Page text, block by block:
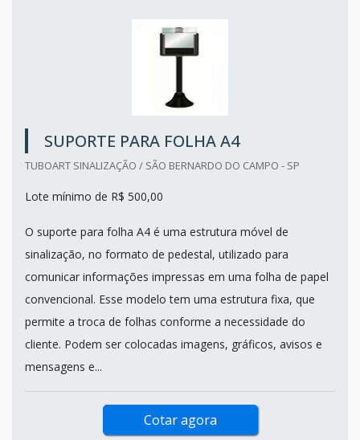
SUPORTE PARA FOLHA A4
TUBOART SINALIZAÇÃO / SÃO BERNARDO DO CAMPO - SP
Lote mínimo de R$ 500,00
O suporte para folha A4 é uma estrutura móvel de
sinalização, no formato de pedestal, utilizado para
comunicar informações impressas em uma folha de papel
convencional. Esse modelo tem uma estrutura fixa, que
permite a troca de folhas conforme a necessidade do
cliente. Podem ser colocadas imagens, gráficos, avisos e
mensagens e...
Cotar agora